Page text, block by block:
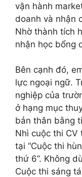
vận hành
doanh và nhận
Nhờ thành tích
nhận học bổng
Bên cạnh đó,
lực ngoại ngữ.
nghiệp của
ở hạng mục
bản thân bằng
Nhì cuộc thi CV
tại “Cuộc thi
thứ 6”. Không
Cuộc thi sáng